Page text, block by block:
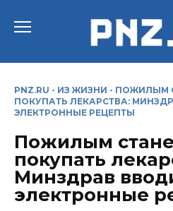
PNZ.RU - ИЗ ЖИЗНИ - ПОЖИЛЫМ
ПОКУПАТЬ ЛЕКАРСТВА:
ЭЛЕКТРОННЫЕ РЕЦЕПТЫ
Пожилым
покупать
Минздрав
электронные